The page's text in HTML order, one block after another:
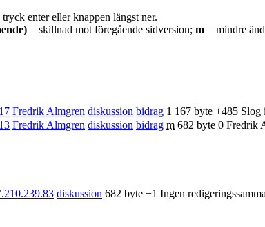
enter eller knappen längst ner.
= skillnad mot föregående sidversion; m = mindre
Fredrik Almgren diskussion bidrag 1 167 byte +485 Slog
Fredrik Almgren diskussion bidrag m 682 byte 0 Fredrik
diskussion 682 byte −1 Ingen